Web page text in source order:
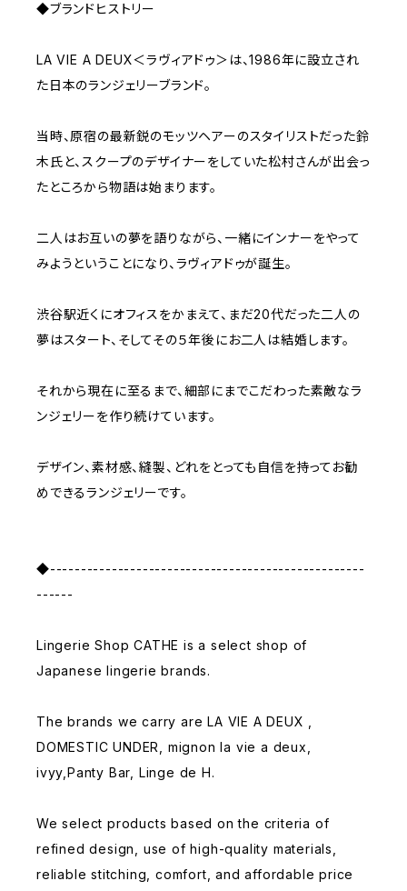
◆ブランドヒストリー
LA VIE A DEUX＜ラヴィアドゥ＞は、1986年に設立され
た日本のランジェリーブランド。
当時、原宿の最新鋭のモッツヘアーのスタイリストだった鈴
木氏と、スクープのデザイナーをしていた松村さんが出会っ
たところから物語は始まります。
二人はお互いの夢を語りながら、一緒にインナーをやって
みようということになり、ラヴィアドゥが誕生。
渋谷駅近くにオフィスをかまえて、まだ20代だった二人の
夢はスタート、そしてその５年後にお二人は結婚します。
それから現在に至るまで、細部にまでこだわった素敵なラ
ンジェリーを作り続けています。
デザイン、素材感、縫製、どれをとっても自信を持ってお勧
めできるランジェリーです。
◆---------------------------------------------------
------
Lingerie Shop CATHE is a select shop of
Japanese lingerie brands.
The brands we carry are LA VIE A DEUX ,
DOMESTIC UNDER, mignon la vie a deux,
ivyy,Panty Bar, Linge de H.
We select products based on the criteria of
refined design, use of high-quality materials,
reliable stitching, comfort, and affordable price